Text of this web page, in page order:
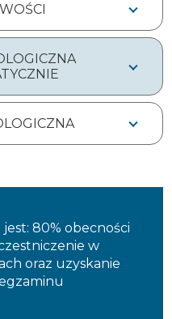
80% obecności
w
oraz uzyskanie